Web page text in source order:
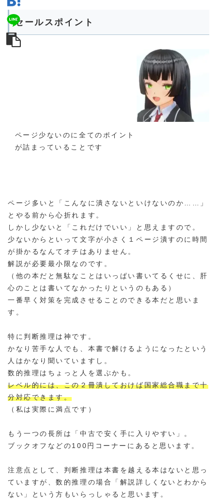
セールスポイント
ページ少ないのに全てのポイント
が詰まっていることです
ページ多いと「こんなに潰さないといけないのか……」
とやる前から心折れます。
しかし少ないと「これだけでいい」と思えますので。
少ないからといって文字が小さく１ページ潰すのに時間
が掛かるなんてオチはありません。
解説が必要最小限なのです。
（他の本だと無駄なことはいっぱい書いてるくせに、肝
心のことは書いてなかったりというのもある）
一番早く対策を完成させることのできる本だと思いま
す。
特に判断推理は神です。
かなり苦手な人でも、本書で解けるようになったという
人はかなり聞いていますし。
数的推理はちょっと人を選ぶかも。
レベル的には、この２冊潰しておけば国家総合職まで十
分対応できます。
（私は実際に満点です）
もう一つの長所は「中古で安く手に入りやすい」。
ブックオフなどの100円コーナーにあると思います。
注意点として、判断推理は本書を越える本はないと思っ
ていますが、数的推理の場合「解説詳しくないとわから
ない」という方もいらっしゃると思います。